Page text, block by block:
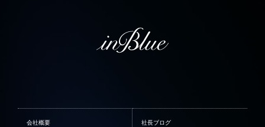
会社概要 社長ブログ